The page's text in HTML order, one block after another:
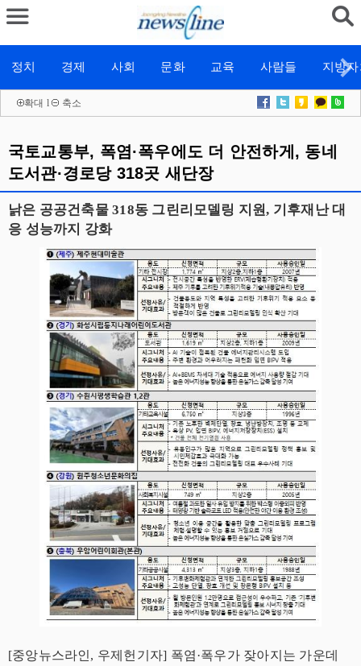
정치 경제 사회 문화 교육 사람들 지방
확대 l 축소
국토교통부, 폭염·폭우에도 더 안전하게, 동네
도서관·경로당 318곳 새단장
낡은 공공건축물 318동 그린리모델링 지원, 기후재난 대
응 성능까지 강화
[중앙뉴스라인, 우제헌기자] 폭염·폭우가 잦아지는 가운데